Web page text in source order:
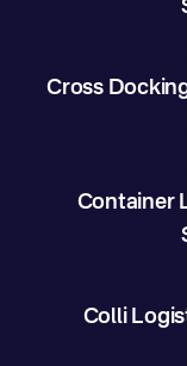
Cross
Container
Colli